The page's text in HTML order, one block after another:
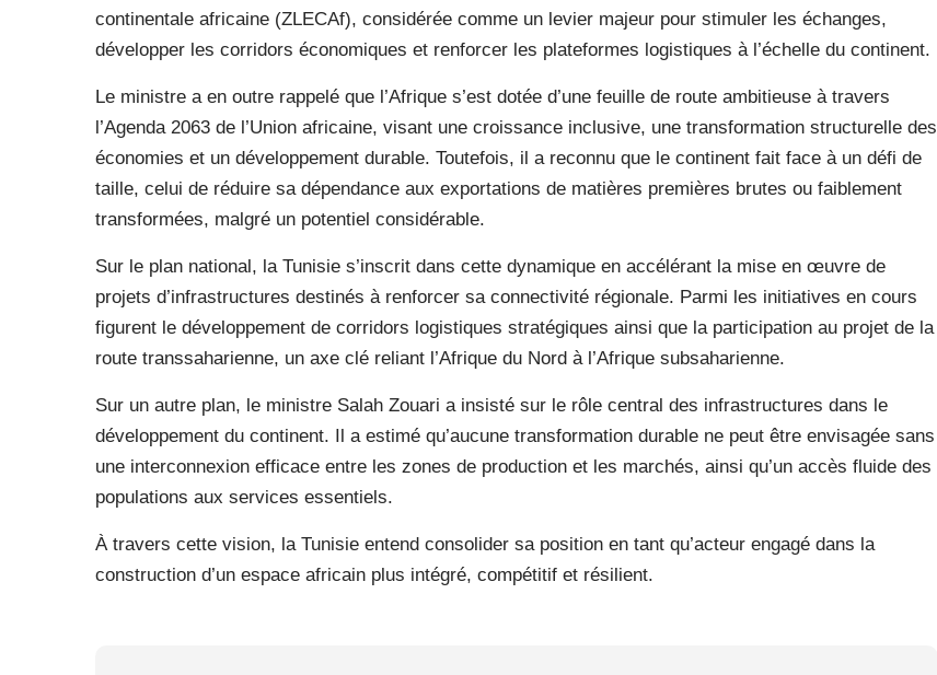
continentale africaine (ZLECAf), considérée comme un levier majeur pour stimuler les échanges,
développer les corridors économiques et renforcer les plateformes logistiques à l’échelle du continent.
Le ministre a en outre rappelé que l’Afrique s’est dotée d’une feuille de route ambitieuse à travers
l’Agenda 2063 de l’Union africaine, visant une croissance inclusive, une transformation structurelle des
économies et un développement durable. Toutefois, il a reconnu que le continent fait face à un défi de
taille, celui de réduire sa dépendance aux exportations de matières premières brutes ou faiblement
transformées, malgré un potentiel considérable.
Sur le plan national, la Tunisie s’inscrit dans cette dynamique en accélérant la mise en œuvre de
projets d’infrastructures destinés à renforcer sa connectivité régionale. Parmi les initiatives en cours
figurent le développement de corridors logistiques stratégiques ainsi que la participation au projet de la
route transsaharienne, un axe clé reliant l’Afrique du Nord à l’Afrique subsaharienne.
Sur un autre plan, le ministre Salah Zouari a insisté sur le rôle central des infrastructures dans le
développement du continent. Il a estimé qu’aucune transformation durable ne peut être envisagée sans
une interconnexion efficace entre les zones de production et les marchés, ainsi qu’un accès fluide des
populations aux services essentiels.
À travers cette vision, la Tunisie entend consolider sa position en tant qu’acteur engagé dans la
construction d’un espace africain plus intégré, compétitif et résilient.